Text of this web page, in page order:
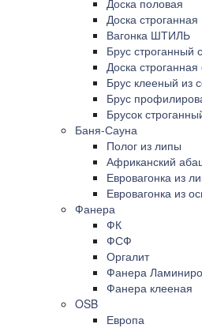
Доска половая
Доска строганная
Вагонка ШТИЛЬ
Брус строганный
Доска строганная
Брус клееный из
Брус
Брусок
Баня-Сауна
Полог из липы
Африканский
Евровагонка из
Евровагонка из
Фанера
ФК
ФСФ
Оргалит
Фанера
Фанера клееная
OSB
Европа